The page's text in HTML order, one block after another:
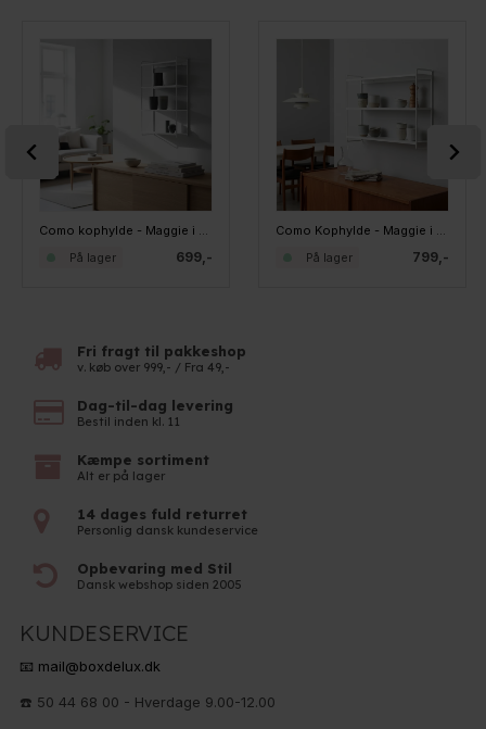
Como kophylde - Maggie i Hvid, STOR
699,-
På lager
Como Kophylde - Maggie i Hvid, BRED
799,-
På lager
Fri fragt til pakkeshop
v. køb over 999,- / Fra 49,-
Dag-til-dag levering
Bestil inden kl. 11
Kæmpe sortiment
Alt er på lager
14 dages fuld returret
Personlig dansk kundeservice
Opbevaring med Stil
Dansk webshop siden 2005
KUNDESERVICE
📧 mail@boxdelux.dk
☎️ 50 44 68 00 - Hverdage 9.00-12.00